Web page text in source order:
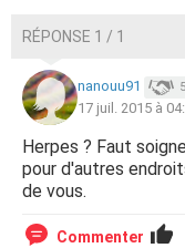
RÉPONSE 1 / 1
nanouu91 5
17 juil. 2015 à
Herpes ? Faut
pour d'autres
de vous.
Commenter